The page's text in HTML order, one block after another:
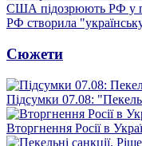
США підозрюють РФ у
РФ створила
Сюжети
Підсумки 07.08:
Вторгнення Росії в